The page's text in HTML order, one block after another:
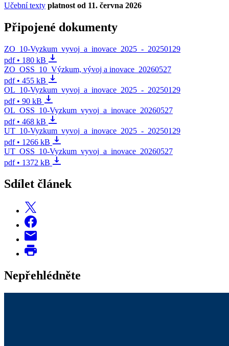
Učební texty platnost od 11. června 2026
Připojené dokumenty
ZO_10-Vyzkum_vyvoj_a_inovace_2025_-_20250129
pdf • 180 kB
ZO_OSS_10_Výzkum, vývoj a inovace_20260527
pdf • 455 kB
OL_10-Vyzkum_vyvoj_a_inovace_2025_-_20250129
pdf • 90 kB
OL_OSS_10-Vyzkum_vyvoj_a_inovace_20260527
pdf • 468 kB
UT_10-Vyzkum_vyvoj_a_inovace_2025_-_20250129
pdf • 1266 kB
UT_OSS_10-Vyzkum_vyvoj_a_inovace_20260527
pdf • 1372 kB
Sdílet článek
Nepřehlédněte